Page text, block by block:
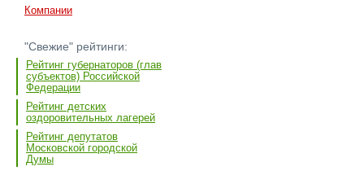
Компании
"Свежие" рейтинги:
Рейтинг губернаторов (глав
субъектов) Российской
Федерации
Рейтинг детских
оздоровительных лагерей
Рейтинг депутатов
Московской городской
Думы